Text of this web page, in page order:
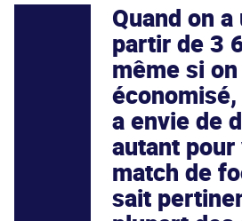
Quand on
partir de 3
même si
économisé,
a envie de
autant
match de
sait